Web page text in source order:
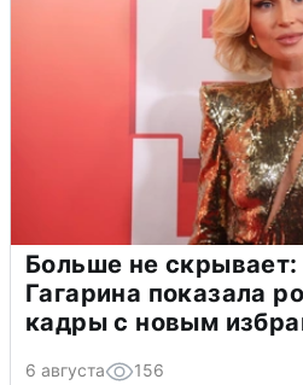
Больше не скрывает:
Гагарина показала
кадры с новым
6 августа 156